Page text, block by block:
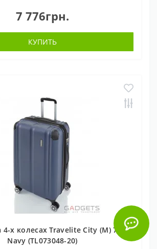
7 776грн.
КУПИТЬ
х колесах Travelite City (M) 78 л
Navy (TL073048-20)